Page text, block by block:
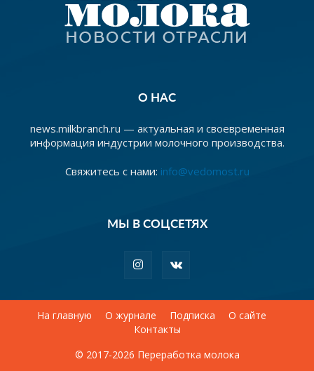
О НАС
news.milkbranch.ru — актуальная и своевременная
информация индустрии молочного производства.
Свяжитесь с нами: info@vedomost.ru
МЫ В СОЦСЕТЯХ
На главную О журнале Подписка
О сайте
Контакты
© 2017-2026 Переработка молока